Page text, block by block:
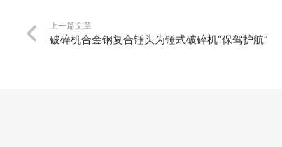
上一篇文章
破碎机合金钢复合锤头为锤式破碎机“保驾护航”